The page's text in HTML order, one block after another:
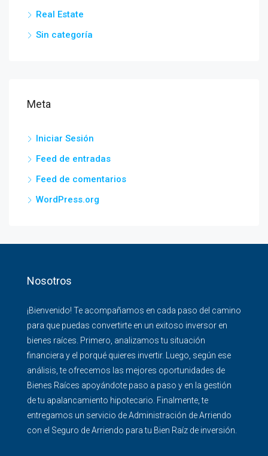
Real Estate
Sin categoría
Meta
Iniciar Sesión
Feed de entradas
Feed de comentarios
WordPress.org
Nosotros
¡Bienvenido! Te acompañamos en cada paso del camino
para que puedas convertirte en un exitoso inversor en
bienes raíces. Primero, analizamos tu situación
financiera y el porqué quieres invertir. Luego, según ese
análisis, te ofrecemos las mejores oportunidades de
Bienes Raíces apoyándote paso a paso y en la gestión
de tu apalancamiento hipotecario. Finalmente, te
entregamos un servicio de Administración de Arriendo
con el Seguro de Arriendo para tu Bien Raíz de inversión.